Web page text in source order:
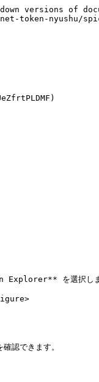
versions of
token-nyushu/
Explorer** を選択しま
できます。